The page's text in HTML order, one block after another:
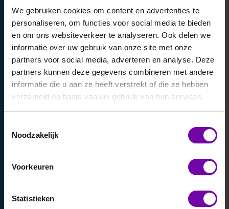
We gebruiken cookies om content en advertenties te
personaliseren, om functies voor social media te bieden
en om ons websiteverkeer te analyseren. Ook delen we
informatie over uw gebruik van onze site met onze
partners voor social media, adverteren en analyse. Deze
partners kunnen deze gegevens combineren met andere
informatie die u aan ze heeft verstrekt of die ze hebben
verzameld op basis van uw gebruik van hun services.
Noodzakelijk
Voorkeuren
Statistieken
Klacht/ opmerkingen
Bedrijfsnaam